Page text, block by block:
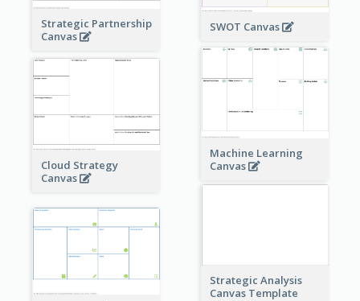
Strategic Partnership
Canvas
SWOT Canvas
Machine Learning
Canvas
Cloud Strategy
Canvas
Strategic Analysis
Canvas Template